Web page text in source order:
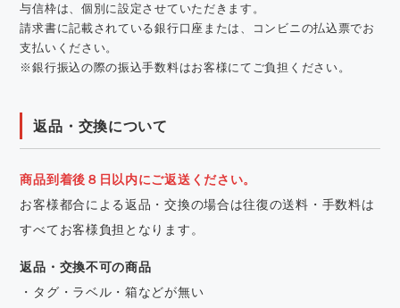
与信枠は、個別に設定させていただきます。
請求書に記載されている銀行口座または、コンビニの払込票でお
支払いください。
※銀行振込の際の振込手数料はお客様にてご負担ください。
返品・交換について
商品到着後８日以内にご返送ください。
お客様都合による返品・交換の場合は往復の送料・手数料は
すべてお客様負担となります。
返品・交換不可の商品
・タグ・ラベル・箱などが無い